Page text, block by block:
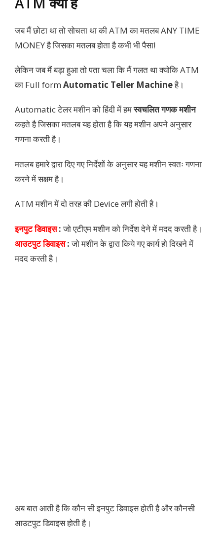
जब मैं छोटा था तो सोचता था की ATM का मतलब ANY TIME
MONEY है जिसका मतलब होता है कभी भी पैसा!
लेकिन जब मैं बड़ा हुआ तो पता चला कि मैं गलत था क्योकि ATM
का Full form Automatic Teller Machineहै।
Automatic टेलर मशीनको हिंदी में हमस्वचलित गणक मशीन
कहते है जिसका मतलब यह होता है कि यह मशीन अपने अनुसार
गणना करती है।
मतलब हमारे द्वारा दिए गए निर्देशों के अनुसार यह मशीन स्वतः गणना
करने में सक्षम है।
ATM मशीन में दो तरह की Device लगी होती है।
इनपुट डिवाइस:जो एटीएम मशीन को निर्देश देने में मदद करती है।
आउटपुट डिवाइस:जो मशीन के द्वारा किये गए कार्य हो दिखने में
मदद करती है।
अब बात आती है कि कौन सी इनपुट डिवाइस होती है और कौनसी
आउटपुट डिवाइस होती है।